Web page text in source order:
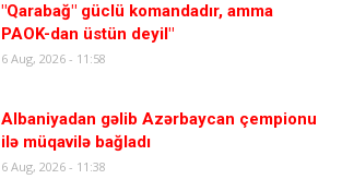
"Qarabağ" güclü komandadır, amma
PAOK-dan üstün deyil"
6 Aug, 2026 - 11:58
Albaniyadan gəlib Azərbaycan çempionu
ilə müqavilə bağladı
6 Aug, 2026 - 11:38